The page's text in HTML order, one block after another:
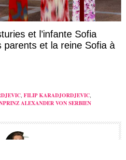
et l’infante Sofia
parents et la reine Sofia à
FILIP KARADJORDJEVIC
ALEXANDER VON SERBIEN